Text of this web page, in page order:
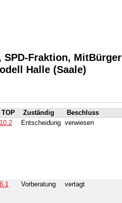
Fraktion,
Halle (Saale)
TOP Zuständig Beschluss
10.2 Entscheidung verwiesen
6.1 Vorberatung vertagt